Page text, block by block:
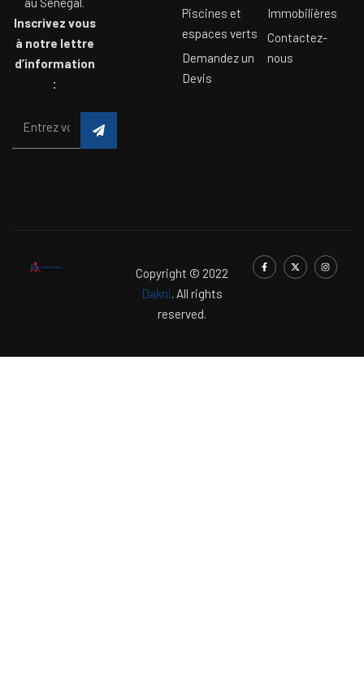
Inscrivez vous
à notre lettre
d’information
:
Piscines et
espaces verts
Demandez un
Devis
Immobilières
Contactez-
nous
Copyright © 2022
Dakni. All rights
reserved.